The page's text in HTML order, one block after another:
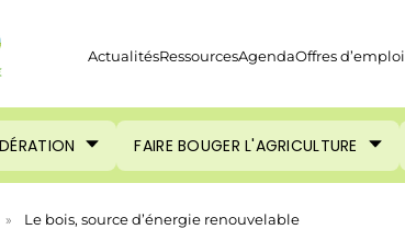
ActualitésRessourcesAgendaOffres d’emploi
FAIRE BOUGER L'AGRICULTURE
» Le bois, source d’énergie renouvelable